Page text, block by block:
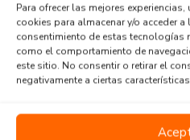
Para ofrecer las mejores
cookies para almacenar y/o acceder
consentimiento de estas tecnologías
como el comportamiento de
este sitio. No consentir o retirar el
negativamente a ciertas
Agent Reviews
...